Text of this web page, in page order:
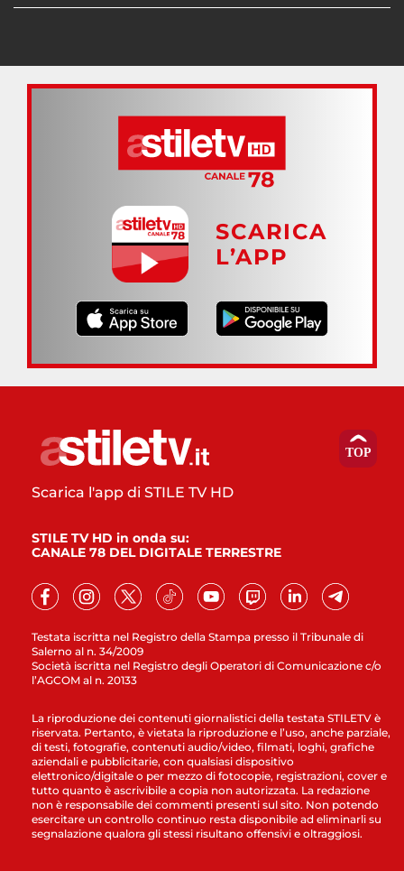
SCARICA
L’APP
Testata iscritta nel Registro della Stampa presso il Tribunale di
Salerno al n. 34/2009
Società iscritta nel Registro degli Operatori di Comunicazione c/o
l’AGCOM al n. 20133
Scarica l'app di STILE TV HD
STILE TV HD in onda su:
CANALE 78 DEL DIGITALE TERRESTRE
La riproduzione dei contenuti giornalistici della testata STILETV è
riservata. Pertanto, è vietata la riproduzione e l’uso, anche parziale,
di testi, fotografie, contenuti audio/video, filmati, loghi, grafiche
aziendali e pubblicitarie, con qualsiasi dispositivo
elettronico/digitale o per mezzo di fotocopie, registrazioni, cover e
tutto quanto è ascrivibile a copia non autorizzata. La redazione
non è responsabile dei commenti presenti sul sito. Non potendo
esercitare un controllo continuo resta disponibile ad eliminarli su
segnalazione qualora gli stessi risultano offensivi e oltraggiosi.